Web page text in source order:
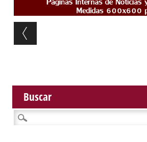
Post navigation
Buscar
Buscar: